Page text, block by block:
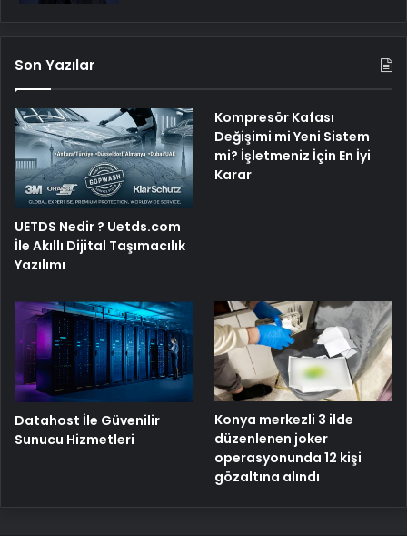
Son Yazılar
UETDS Nedir ? Uetds.com
İle Akıllı Dijital Taşımacılık
Yazılımı
Kompresör Kafası
Değişimi mi Yeni Sistem
mi? İşletmeniz İçin En İyi
Karar
Datahost İle Güvenilir
Sunucu Hizmetleri
Konya merkezli 3 ilde
düzenlenen joker
operasyonunda 12 kişi
gözaltına alındı